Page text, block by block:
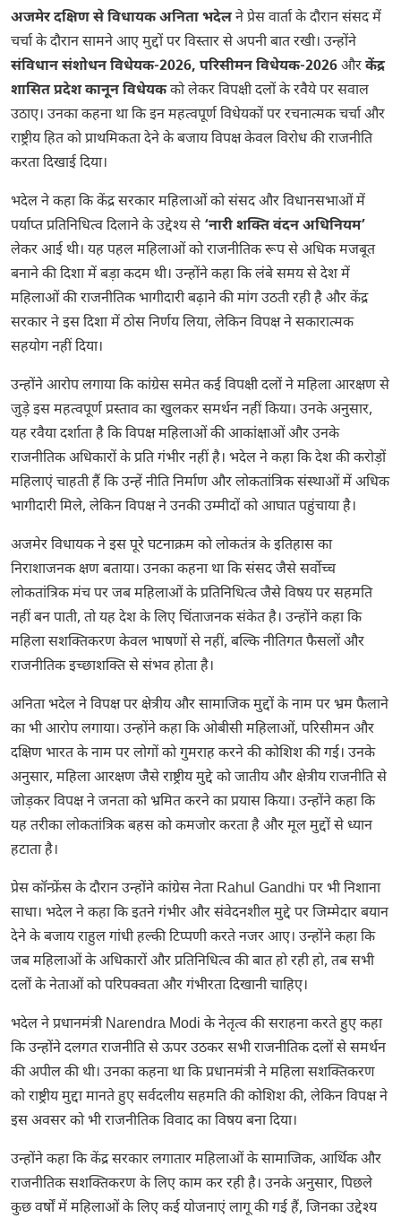
अजमेर दक्षिण से विधायक अनिता भदेलने प्रेस वार्ता के दौरान संसद में
चर्चा के दौरान सामने आए मुद्दों पर विस्तार से अपनी बात रखी। उन्होंने
संविधान संशोधन विधेयक-2026, परिसीमन विधेयक-2026औरकेंद्र
शासित प्रदेश कानून विधेयकको लेकर विपक्षी दलों के रवैये पर सवाल
उठाए। उनका कहना था कि इन महत्वपूर्ण विधेयकों पर रचनात्मक चर्चा और
राष्ट्रीय हित को प्राथमिकता देने के बजाय विपक्ष केवल विरोध की राजनीति
करता दिखाई दिया।
भदेल ने कहा कि केंद्र सरकार महिलाओं को संसद और विधानसभाओं में
पर्याप्त प्रतिनिधित्व दिलाने के उद्देश्य से ‘नारी शक्ति वंदन अधिनियम’
लेकर आई थी। यह पहल महिलाओं को राजनीतिक रूप से अधिक मजबूत
बनाने की दिशा में बड़ा कदम थी। उन्होंने कहा कि लंबे समय से देश में
महिलाओं की राजनीतिक भागीदारी बढ़ाने की मांग उठती रही है और केंद्र
सरकार ने इस दिशा में ठोस निर्णय लिया, लेकिन विपक्ष ने सकारात्मक
सहयोग नहीं दिया।
उन्होंने आरोप लगाया कि कांग्रेस समेत कई विपक्षी दलों ने महिला आरक्षण से
जुड़े इस महत्वपूर्ण प्रस्ताव का खुलकर समर्थन नहीं किया। उनके अनुसार,
यह रवैया दर्शाता है कि विपक्ष महिलाओं की आकांक्षाओं और उनके
राजनीतिक अधिकारों के प्रति गंभीर नहीं है। भदेल ने कहा कि देश की करोड़ों
महिलाएं चाहती हैं कि उन्हें नीति निर्माण और लोकतांत्रिक संस्थाओं में अधिक
भागीदारी मिले, लेकिन विपक्ष ने उनकी उम्मीदों को आघात पहुंचाया है।
अजमेर विधायक ने इस पूरे घटनाक्रम को लोकतंत्र के इतिहास का
निराशाजनक क्षण बताया। उनका कहना था कि संसद जैसे सर्वोच्च
लोकतांत्रिक मंच पर जब महिलाओं के प्रतिनिधित्व जैसे विषय पर सहमति
नहीं बन पाती, तो यह देश के लिए चिंताजनक संकेत है। उन्होंने कहा कि
महिला सशक्तिकरण केवल भाषणों से नहीं, बल्कि नीतिगत फैसलों और
राजनीतिक इच्छाशक्ति से संभव होता है।
अनिता भदेल ने विपक्ष पर क्षेत्रीय और सामाजिक मुद्दों के नाम पर भ्रम फैलाने
का भी आरोप लगाया। उन्होंने कहा कि ओबीसी महिलाओं, परिसीमन और
दक्षिण भारत के नाम पर लोगों को गुमराह करने की कोशिश की गई। उनके
अनुसार, महिला आरक्षण जैसे राष्ट्रीय मुद्दे को जातीय और क्षेत्रीय राजनीति से
जोड़कर विपक्ष ने जनता को भ्रमित करने का प्रयास किया। उन्होंने कहा कि
यह तरीका लोकतांत्रिक बहस को कमजोर करता है और मूल मुद्दों से ध्यान
हटाता है।
प्रेस कॉन्फ्रेंस के दौरान उन्होंने कांग्रेस नेताRahul Gandhi पर भी निशाना
साधा। भदेल ने कहा कि इतने गंभीर और संवेदनशील मुद्दे पर जिम्मेदार बयान
देने के बजाय राहुल गांधी हल्की टिप्पणी करते नजर आए। उन्होंने कहा कि
जब महिलाओं के अधिकारों और प्रतिनिधित्व की बात हो रही हो, तब सभी
दलों के नेताओं को परिपक्वता और गंभीरता दिखानी चाहिए।
भदेल ने प्रधानमंत्रीNarendra Modi के नेतृत्व की सराहना करते हुए कहा
कि उन्होंने दलगत राजनीति से ऊपर उठकर सभी राजनीतिक दलों से समर्थन
की अपील की थी। उनका कहना था कि प्रधानमंत्री ने महिला सशक्तिकरण
को राष्ट्रीय मुद्दा मानते हुए सर्वदलीय सहमति की कोशिश की, लेकिन विपक्ष ने
इस अवसर को भी राजनीतिक विवाद का विषय बना दिया।
उन्होंने कहा कि केंद्र सरकार लगातार महिलाओं के सामाजिक, आर्थिक और
राजनीतिक सशक्तिकरण के लिए काम कर रही है। उनके अनुसार, पिछले
कुछ वर्षों में महिलाओं के लिए कई योजनाएं लागू की गई हैं, जिनका उद्देश्य